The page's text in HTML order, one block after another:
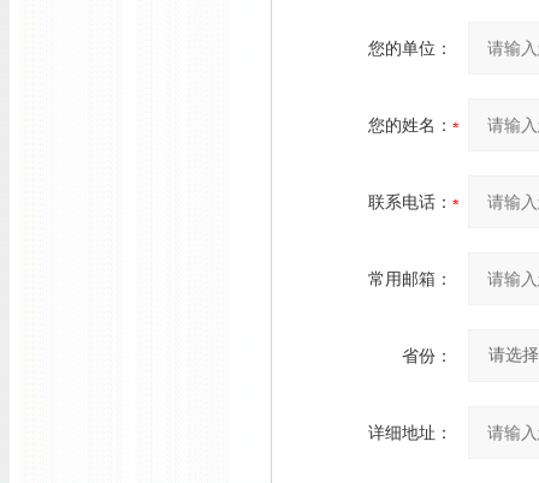
您的单位：
您的姓名：
联系电话：
常用邮箱：
省份：
详细地址：